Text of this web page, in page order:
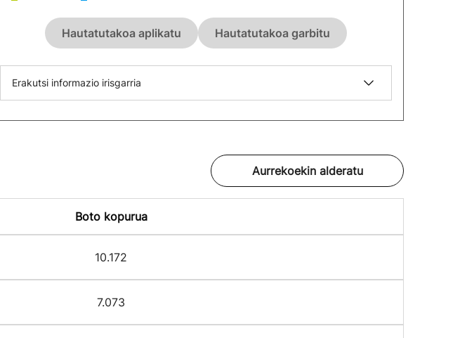
Hautatutakoa aplikatu Hautatutakoa garbitu
Erakutsi informazio irisgarria
Aurrekoekin alderatu
Boto kopurua
10.172
7.073